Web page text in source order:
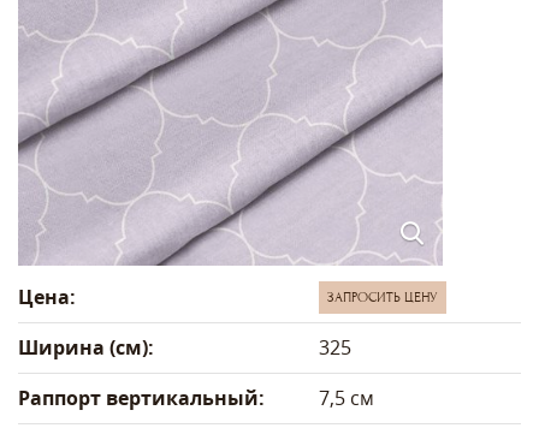
Цена: ЗАПРОСИТЬ ЦЕНУ
Ширина (см):
325
Раппорт вертикальный:
7,5 см